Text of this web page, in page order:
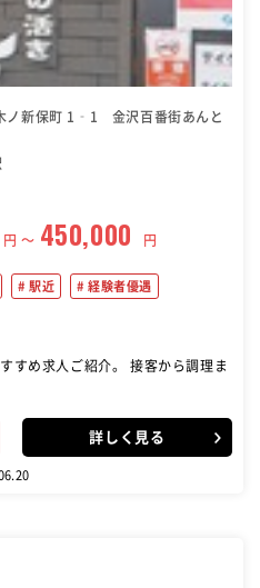
ノ新保町 1‐1 金沢百番街あんと
円 〜 450,000 円
駅近 経験者優遇
紹介。 接客から調理ま
詳しく見る